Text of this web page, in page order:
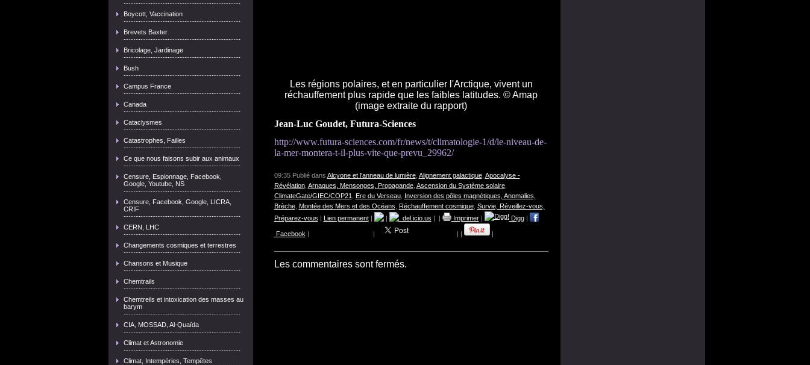
Boycott, Vaccination
Brevets Baxter
Bricolage, Jardinage
Bush
Campus France
Canada
Cataclysmes
Catastrophes, Failles
Ce que nous faisons subir aux animaux
Censure, Espionnage, Facebook,
Google, Youtube, NS
Censure, Facebook, Google, LICRA,
CRIF
CERN, LHC
Changements cosmiques et terrestres
Chansons et Musique
Chemtrails
Chemtreils et intoxication des masses au
barym
CIA, MOSSAD, Al-Quaïda
Climat et Astronomie
Climat, Intempéries, Tempêtes
Les régions polaires, et en particulier l'Arctique, vivent un
réchauffement plus rapide que les faibles latitudes. © Amap
(image extraite du rapport)
Jean-Luc Goudet, Futura-Sciences
http://www.futura-sciences.com/fr/news/t/climatologie-1/d/le-niveau-de-
la-mer-montera-t-il-plus-vite-que-prevu_29962/
09:35 Publié dans Alcyone et l'anneau de lumière, Alignement galactique, Apocalyse -
Révélation, Arnaques, Mensonges, Propagande, Ascension du Système solaire,
ClimateGate/GIEC/COP21
Ere du Verseau, Inversion des pôles magnétiques, Anomalies,
Brèche, Montée des Mers et des Océans Réchauffement cosmique, Survie, Réveillez-vous,
Préparez-vous | Lien permanent| | del.icio.us | | Imprimer| Digg|
Facebook | | | | |
Les commentaires sont fermés.